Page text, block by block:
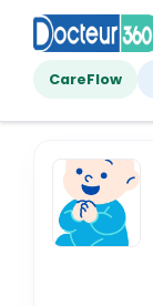
CareFlow